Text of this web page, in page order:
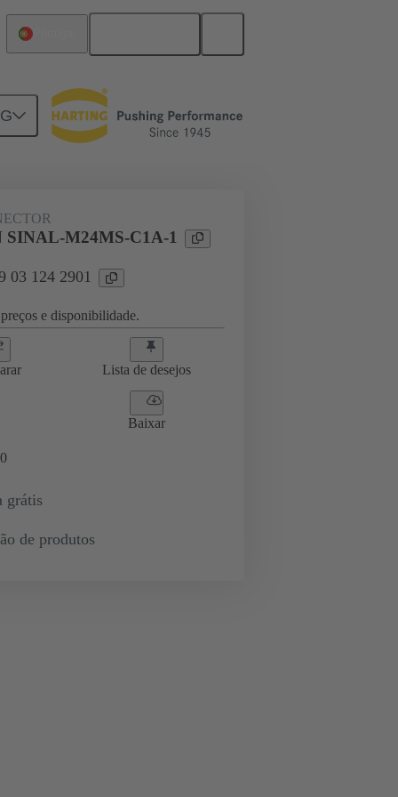
connection 09 03 124 2901
SINAL-M24MS-C1A-1
03 124 2901
e disponibilidade.
Lista de desejos
Baixar
0
grátis
de produtos